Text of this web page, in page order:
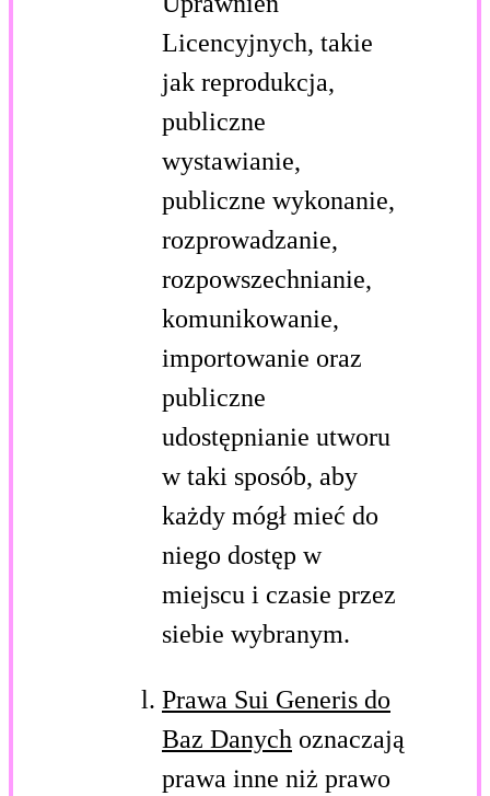
Licencyjnych, takie
jak reprodukcja,
publiczne
wystawianie,
publiczne wykonanie,
rozprowadzanie,
rozpowszechnianie,
komunikowanie,
importowanie oraz
publiczne
udostępnianie utworu
w taki sposób, aby
każdy mógł mieć do
niego dostęp w
miejscu i czasie przez
siebie wybranym.
Prawa Sui Generis do
Baz Danych oznaczają
prawa inne niż prawo